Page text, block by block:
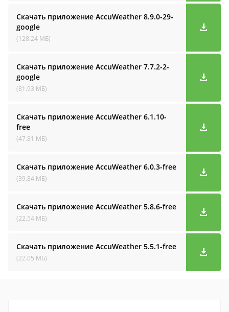
Скачать приложение AccuWeather 8.9.0-29-
google
(128.24 МБ)
Скачать приложение AccuWeather 7.7.2-2-
google
(81.93 МБ)
Скачать приложение AccuWeather 6.1.10-
free
(47.81 МБ)
Скачать приложение AccuWeather 6.0.3-free
(39.84 МБ)
Скачать приложение AccuWeather 5.8.6-free
(22.54 МБ)
Скачать приложение AccuWeather 5.5.1-free
(22.05 МБ)